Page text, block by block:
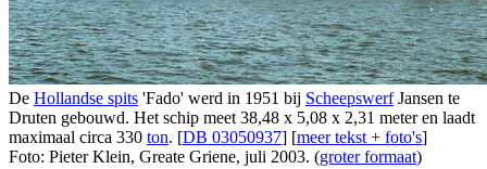
De Hollandse spits 'Fado' werd in 1951 bij ScheepswerfJansen te
Druten gebouwd. Het schip meet 38,48 x 5,08 x 2,31 meter en laadt
maximaal circa 330 ton. [DB 03050937] [meer tekst + foto's]
Foto: Pieter Klein, Greate Griene, juli 2003. (groter formaat)